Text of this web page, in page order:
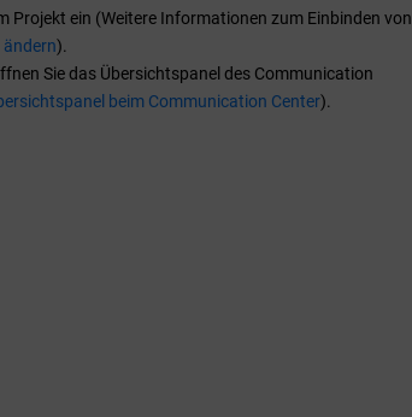
Projekt ein (Weitere Informationen zum Einbinden von
).
Sie das Übersichtspanel des Communication
beim Communication Center).